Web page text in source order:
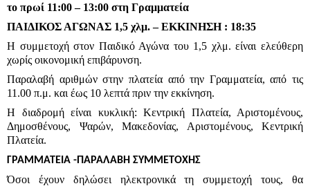
το πρωί 11:00 – 13:00 στη Γραμματεία
ΠΑΙΔΙΚΟΣ ΑΓΩΝΑΣ 1,5 χλμ. – ΕΚΚΙΝΗΣΗ : 18:35
Η συμμετοχή στον Παιδικό Αγώνα του 1,5 χλμ. είναι ελεύθερη
χωρίς οικονομική επιβάρυνση.
Παραλαβή αριθμών στην πλατεία από την Γραμματεία, από τις
11.00 π.μ. και έως 10 λεπτά πριν την εκκίνηση.
Η διαδρομή είναι κυκλική: Κεντρική Πλατεία, Αριστομένους,
Δημοσθένους, Ψαρών, Μακεδονίας, Αριστομένους, Κεντρική
Πλατεία.
ΓΡΑΜΜΑΤΕΙΑ -ΠΑΡΑΛΑΒΗ ΣΥΜΜΕΤΟΧΗΣ
Όσοι έχουν δηλώσει ηλεκτρονικά τη συμμετοχή τους, θα